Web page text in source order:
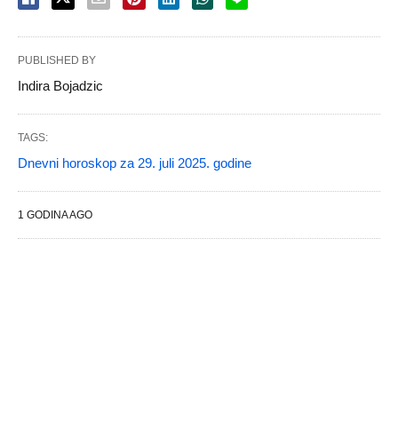
PUBLISHED BY
Indira Bojadzic
TAGS:
Dnevni horoskop za 29. juli 2025. godine
1 GODINA AGO